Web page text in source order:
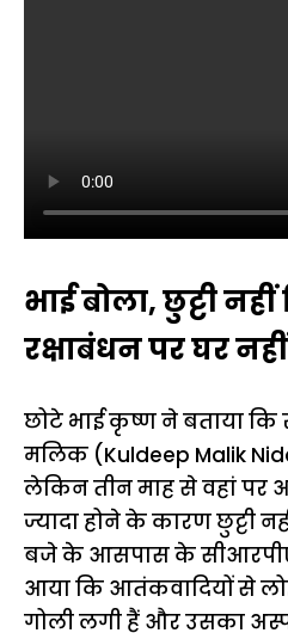
भाई बोला, छुट्टी
रक्षाबंधन पर घर
छोटे भाई कृष्ण ने बताया कि
मलिक (Kuldeep Malik
लेकिन तीन माह से वहां पर
ज्यादा होने के कारण छुट्टी
बजे के आसपास के
आया कि आतंकवादियों से
गोली लगी हैं और उसका